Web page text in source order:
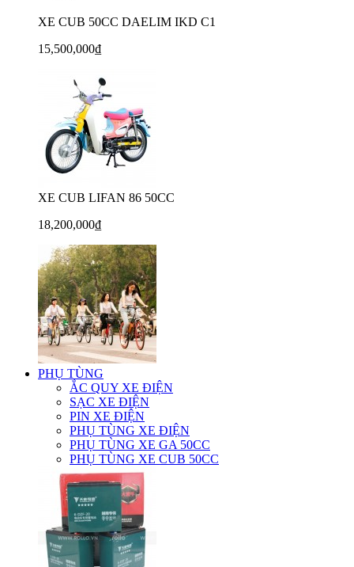
XE CUB 50CC DAELIM IKD C1
15,500,000₫
XE CUB LIFAN 86 50CC
18,200,000₫
PHỤ TÙNG
ẮC QUY XE ĐIỆN
SẠC XE ĐIỆN
PIN XE ĐIỆN
PHỤ TÙNG XE ĐIỆN
PHỤ TÙNG XE GA 50CC
PHỤ TÙNG XE CUB 50CC